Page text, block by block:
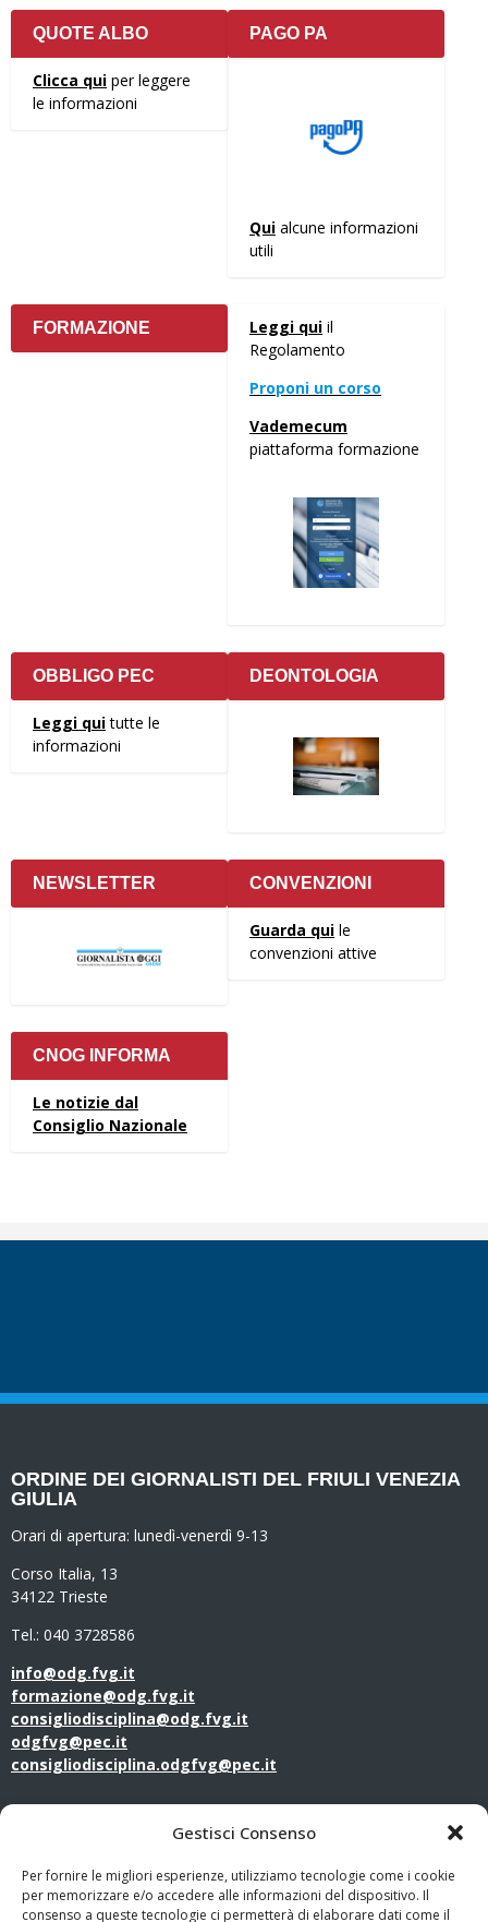
Gestisci Consenso
Per fornire le migliori esperienze, utilizziamo tecnologie come i cookie
per memorizzare e/o accedere alle informazioni del dispositivo. Il
consenso a queste tecnologie ci permetterà di elaborare dati come il
QUOTE ALBO
Clicca qui per leggere
le informazioni
PAGO PA
Qui alcune informazioni
utili
FORMAZIONE Leggi qui il
Regolamento
Proponi un corso
Vademecum
piattaforma formazione
OBBLIGO PEC
Leggi quitutte le
informazioni
DEONTOLOGIA
NEWSLETTER CONVENZIONI
Guarda qui le
convenzioni attive
CNOG INFORMA
Le notizie dal
Consiglio Nazionale
ORDINE DEI GIORNALISTI DEL FRIULI VENEZIA
GIULIA
Orari di apertura: lunedì-venerdì 9-13
Corso Italia, 13
34122 Trieste
Tel.: 040 3728586
info@odg.fvg.it
formazione@odg.fvg.it
consigliodisciplina@odg.fvg.it
odgfvg@pec.it
consigliodisciplina.odgfvg@pec.it
Privacy Policy